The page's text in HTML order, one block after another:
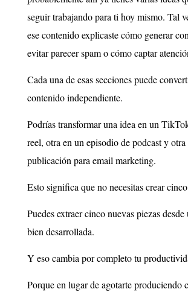
seguir trabajando para ti hoy mismo. Tal
ese contenido explicaste cómo generar
evitar parecer spam o cómo captar
Cada una de esas secciones puede
contenido independiente.
Podrías transformar una idea en un
reel, otra en un episodio de podcast y otra
publicación para email marketing.
Esto significa que no necesitas crear
Puedes extraer cinco nuevas piezas desde
bien desarrollada.
Y eso cambia por completo tu
Porque en lugar de agotarte produciendo